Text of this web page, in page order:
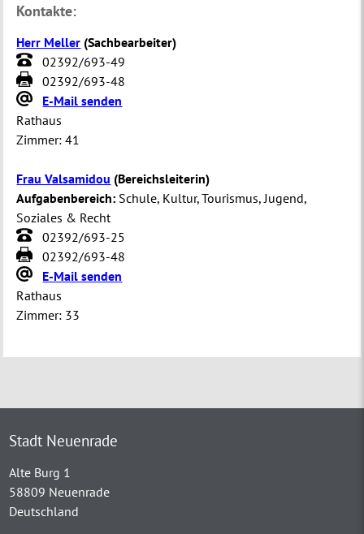
Kontakte:
Herr Meller (Sachbearbeiter)
02392/693-49
02392/693-48
E-Mail senden
Rathaus
Zimmer: 41
Frau Valsamidou (Bereichsleiterin)
Aufgabenbereich: Schule, Kultur, Tourismus, Jugend,
Soziales & Recht
02392/693-25
02392/693-48
E-Mail senden
Rathaus
Zimmer: 33
Stadt Neuenrade
Alte Burg 1
58809 Neuenrade
Deutschland